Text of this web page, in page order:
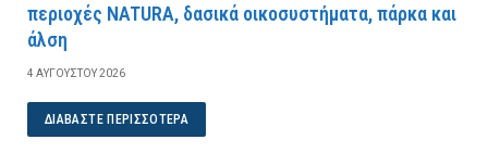
περιοχές NATURA, δασικά οικοσυστήματα, πάρκα και
άλση
4 ΑΥΓΟΎΣΤΟΥ 2026
ΔΙΑΒΆΣΤΕ ΠΕΡΙΣΣΌΤΕΡΑ